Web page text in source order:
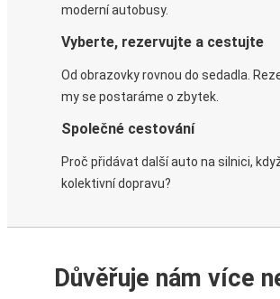
moderní autobusy.
Vyberte, rezervujte a cestujte
Od obrazovky rovnou do sedadla.
my se postaráme o zbytek.
Společné cestování
Proč přidávat další auto na silnici,
kolektivní dopravu?
Důvěřuje nám více